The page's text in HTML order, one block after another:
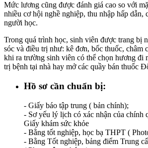
Mức lương cũng được đánh giá cao so với
nhiều cơ hội nghề nghiệp, thu nhập hấp dẫn,
người học.
Trong quá trình học, sinh viên được trang bị
sóc và điều trị như: kê đơn, bốc thuốc,
khi ra trường sinh viên có thể chọn hương đi
trị bệnh tại nhà hay mở các quầy bán thuốc
Hồ sơ cần chuẩn bị:
- Giấy báo tập trung ( bản chính);
- Sơ yếu lý lịch có xác nhận của chính
Giấy khám sức khỏe
- Bằng tốt nghiệp, học bạ THPT (
- Bằng Tốt nghiệp, bảng điểm Trung